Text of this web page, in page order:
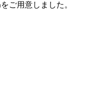
ご用意しました。